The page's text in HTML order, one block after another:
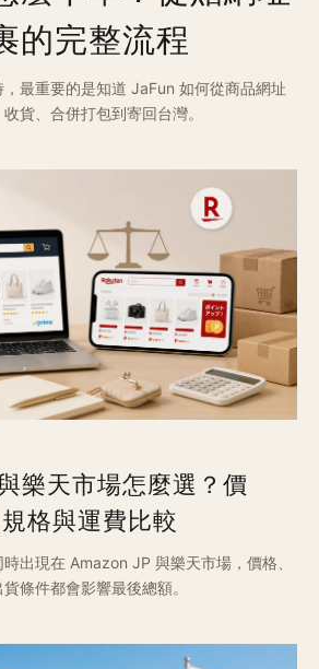
的完整流程
最重要的是知道 JaFun 如何從商品網址
貨、合併打包到寄回台灣。
樂天市場怎麼選？價
格與運費比較
出現在 Amazon JP 與樂天市場，價格、
條件都會影響最後總額。